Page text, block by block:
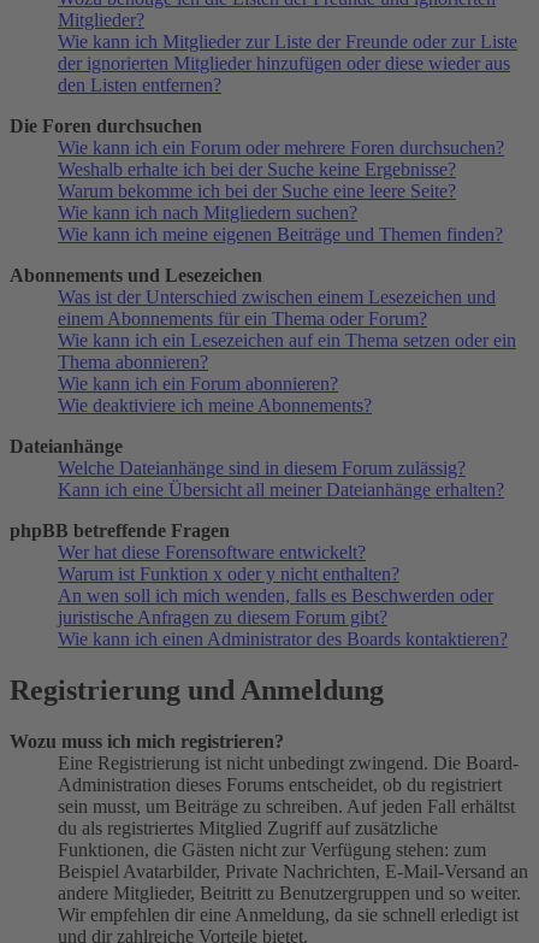
Mitglieder?
Wie kann ich Mitglieder zur Liste der Freunde oder zur Liste
der ignorierten Mitglieder hinzufügen oder diese wieder aus
den Listen entfernen?
Die Foren durchsuchen
Wie kann ich ein Forum oder mehrere Foren durchsuchen?
Weshalb erhalte ich bei der Suche keine Ergebnisse?
Warum bekomme ich bei der Suche eine leere Seite?
Wie kann ich nach Mitgliedern suchen?
Wie kann ich meine eigenen Beiträge und Themen finden?
Abonnements und Lesezeichen
Was ist der Unterschied zwischen einem Lesezeichen und
einem Abonnements für ein Thema oder Forum?
Wie kann ich ein Lesezeichen auf ein Thema setzen oder ein
Thema abonnieren?
Wie kann ich ein Forum abonnieren?
Wie deaktiviere ich meine Abonnements?
Dateianhänge
Welche Dateianhänge sind in diesem Forum zulässig?
Kann ich eine Übersicht all meiner Dateianhänge erhalten?
phpBB betreffende Fragen
Wer hat diese Forensoftware entwickelt?
Warum ist Funktion x oder y nicht enthalten?
An wen soll ich mich wenden, falls es Beschwerden oder
juristische Anfragen zu diesem Forum gibt?
Wie kann ich einen Administrator des Boards kontaktieren?
Registrierung und Anmeldung
Wozu muss ich mich registrieren?
Eine Registrierung ist nicht unbedingt zwingend. Die Board-
Administration dieses Forums entscheidet, ob du registriert
sein musst, um Beiträge zu schreiben. Auf jeden Fall erhältst
du als registriertes Mitglied Zugriff auf zusätzliche
Funktionen, die Gästen nicht zur Verfügung stehen: zum
Beispiel Avatarbilder, Private Nachrichten, E-Mail-Versand an
andere Mitglieder, Beitritt zu Benutzergruppen und so weiter.
Wir empfehlen dir eine Anmeldung, da sie schnell erledigt ist
und dir zahlreiche Vorteile bietet.